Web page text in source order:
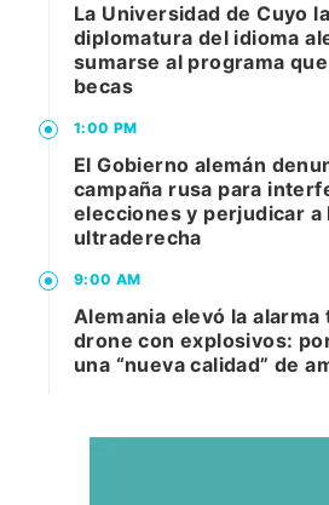
La Universidad de Cuyo
diplomatura del idioma
sumarse al programa
becas
1:00 PM
El Gobierno alemán
campaña rusa para
elecciones y perjudicar a
ultraderecha
9:00 AM
Alemania elevó la alarma
drone con explosivos:
una “nueva calidad” de